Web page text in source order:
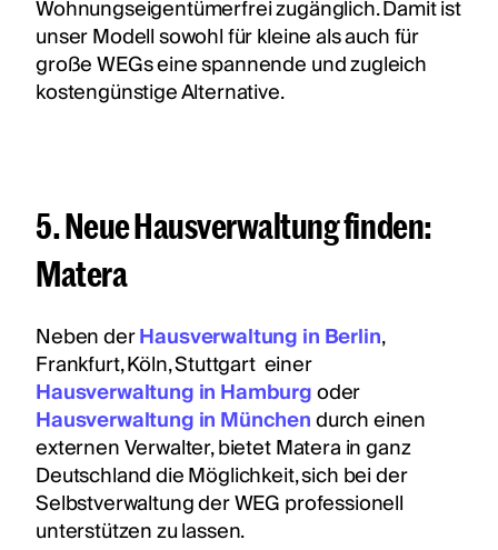
Wohnungseigentümerfrei zugänglich. Damit ist
unser Modell sowohl für kleine als auch für
große WEGs eine spannende und zugleich
kostengünstige Alternative.
5. Neue Hausverwaltung finden:
Matera
Neben derHausverwaltung in Berlin,
Frankfurt, Köln, Stuttgart einer
Hausverwaltung in Hamburgoder
Hausverwaltung in Münchendurch einen
externen Verwalter, bietet Matera in ganz
Deutschland die Möglichkeit, sich bei der
Selbstverwaltung der WEG professionell
unterstützen zu lassen.